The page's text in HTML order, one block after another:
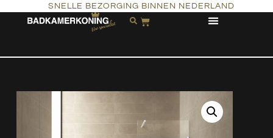
SNELLE BEZORGING BINNEN NEDERLAND